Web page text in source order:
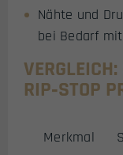
Nähte und
bei Bedarf
RIP‑STOP
Merkmal